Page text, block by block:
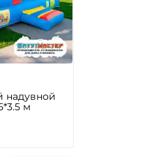
надувной
м